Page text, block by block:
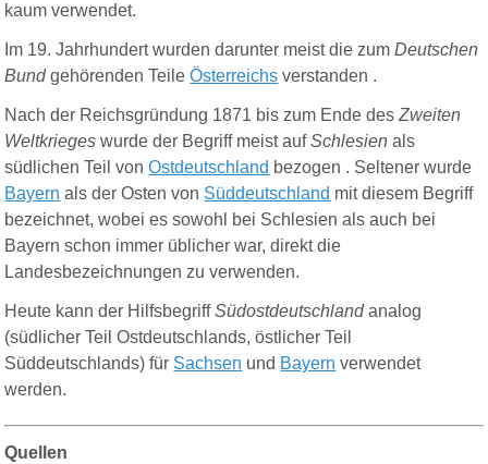
kaum verwendet.
Im 19. Jahrhundert wurden darunter meist die zumDeutschen
Bund gehörenden TeileÖsterreichs verstanden .
Nach der Reichsgründung 1871 bis zum Ende desZweiten
Weltkrieges wurde der Begriff meist aufSchlesien als
südlichen Teil vonOstdeutschland bezogen . Seltener wurde
Bayern als der Osten von Süddeutschland mit diesem Begriff
bezeichnet, wobei es sowohl bei Schlesien als auch bei
Bayern schon immer üblicher war, direkt die
Landesbezeichnungen zu verwenden.
Heute kann der HilfsbegriffSüdostdeutschland analog
(südlicher Teil Ostdeutschlands, östlicher Teil
Süddeutschlands) für Sachsen und Bayern verwendet
werden.
Quellen